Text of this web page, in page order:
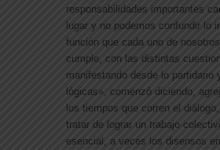
responsabilidades importantes
lugar y no podemos confundir lo
función que cada uno de
cumple, con las distintas
manifestando desde lo partidario
lógicas», comenzó diciendo,
los tiempos que corren el
tratar de lograr un trabajo
esencial, a veces los disensos